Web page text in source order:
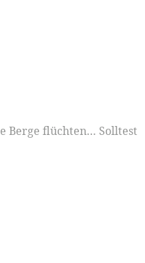
Berge flüchten… Solltest